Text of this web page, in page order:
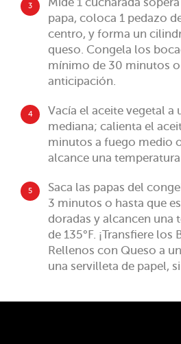
3
papa, coloca 1 pedazo
centro, y forma un
queso. Congela los
mínimo de 30 minutos
anticipación.
4
Vacía el aceite vegetal a
mediana; calienta el
minutos a fuego medio
alcance una temperatura
5
Saca las papas del
3 minutos o hasta que
doradas y alcancen una
de 135°F. ¡Transfiere
Rellenos con Queso a
una servilleta de papel,